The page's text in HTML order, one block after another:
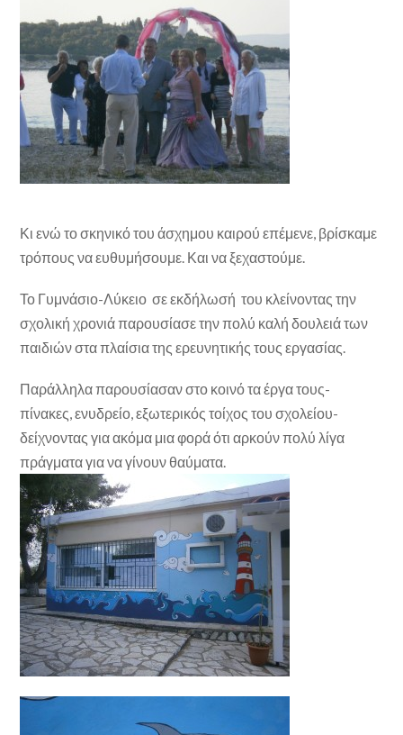
Κι ενώ το σκηνικό του άσχημου καιρού επέμενε, βρίσκαμε
τρόπους να ευθυμήσουμε. Και να ξεχαστούμε.
Το Γυμνάσιο-Λύκειο σε εκδήλωσή του κλείνοντας την
σχολική χρονιά παρουσίασε την πολύ καλή δουλειά των
παιδιών στα πλαίσια της ερευνητικής τους εργασίας.
Παράλληλα παρουσίασαν στο κοινό τα έργα τους-
πίνακες, ενυδρείο, εξωτερικός τοίχος του σχολείου-
δείχνοντας για ακόμα μια φορά ότι αρκούν πολύ λίγα
πράγματα για να γίνουν θαύματα.